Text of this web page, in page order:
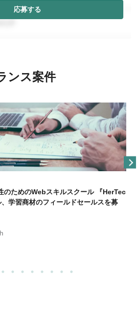
応募する
ンス案件
のためのWebスキルスクール 『HerTec
学習商材のフィールドセールスを募